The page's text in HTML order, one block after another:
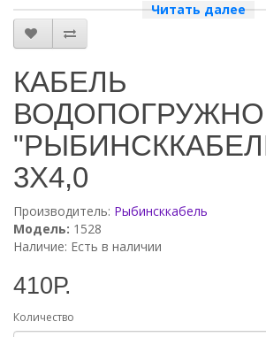
присоединения к электрическим сетям на
380, 660 В переменного тока частотой 50 Гц.
небом.
- круглый, 3-х жильный,
- сечение 4,0 мм
- максимальное рабочее давление 70 бар
- максимальная рабочая температура воды + 60
АртикулКВВ 3х4,0
Читать далее
КАБЕЛЬ
3Х4,0
Производитель: Рыбинсккабель
Модель: 1528
Наличие: Есть в наличии
410Р.
Количество